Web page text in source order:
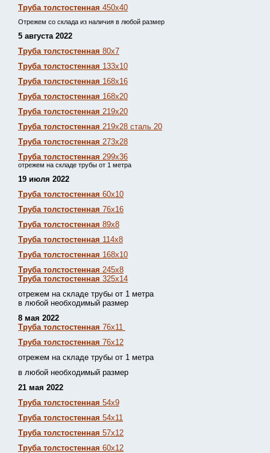
Труба толстостенная 450х40
Отрежем со склада из наличия в любой размер
5 августа 2022
Труба толстостенная 80х7
Труба толстостенная 133х10
Труба толстостенная 168х16
Труба толстостенная 168х20
Труба толстостенная 219х20
Труба толстостенная 219х28 сталь 20
Труба толстостенная 273х28
Труба толстостенная 299х36
отрежем на складе трубы от 1 метра
19 июля 2022
Труба толстостенная 60х10
Труба толстостенная 76х16
Труба толстостенная 89х8
Труба толстостенная 114х8
Труба толстостенная 168х10
Труба толстостенная 245х8
Труба толстостенная 325х14
отрежем на складе трубы от 1 метра
в любой необходимый размер
8 мая 2022
Труба толстостенная 76х11
Труба толстостенная 76х12
отрежем на складе трубы от 1 метра
в любой необходимый размер
21 мая 2022
Труба толстостенная 54х9
Труба толстостенная 54х11
Труба толстостенная 57х12
Труба толстостенная 60х12